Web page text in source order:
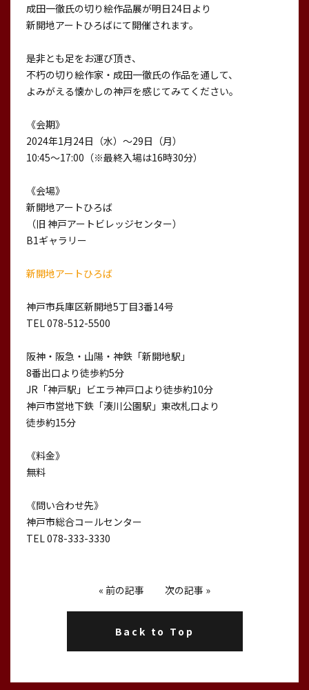
成田一徹氏の切り絵作品展が明日24日より
新開地アートひろばにて開催されます。
是非とも足をお運び頂き、
不朽の切り絵作家・成田一徹氏の作品を通して、
よみがえる懐かしの神⼾を感じてみてください。
《会期》
2024年1月24日（水）〜29日（月）
10:45～17:00（※最終入場は16時30分）
《会場》
新開地アートひろば
（旧 神戸アートビレッジセンター）
B1ギャラリー
新開地アートひろば
神戸市兵庫区新開地5丁目3番14号
TEL 078-512-5500
阪神・阪急・山陽・神鉄「新開地駅」
8番出口より徒歩約5分
JR「神戸駅」ビエラ神戸口より徒歩約10分
神戸市営地下鉄「湊川公園駅」東改札口より
徒歩約15分
《料金》
無料
《問い合わせ先》
神戸市総合コールセンター
TEL 078-333-3330
« 前の記事 次の記事 »
Back to Top